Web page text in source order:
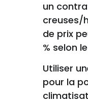
un
creuses/
de prix
% selon
Utiliser
pour la